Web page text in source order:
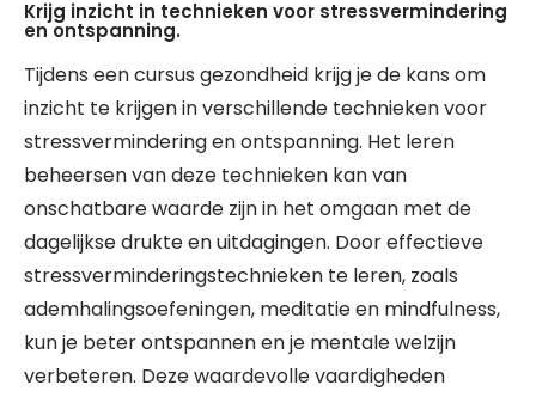
Krijg inzicht in technieken voor stressvermindering
en ontspanning.
Tijdens een cursus gezondheid krijg je de kans om
inzicht te krijgen in verschillende technieken voor
stressvermindering en ontspanning. Het leren
beheersen van deze technieken kan van
onschatbare waarde zijn in het omgaan met de
dagelijkse drukte en uitdagingen. Door effectieve
stressverminderingstechnieken te leren, zoals
ademhalingsoefeningen, meditatie en mindfulness,
kun je beter ontspannen en je mentale welzijn
verbeteren. Deze waardevolle vaardigheden